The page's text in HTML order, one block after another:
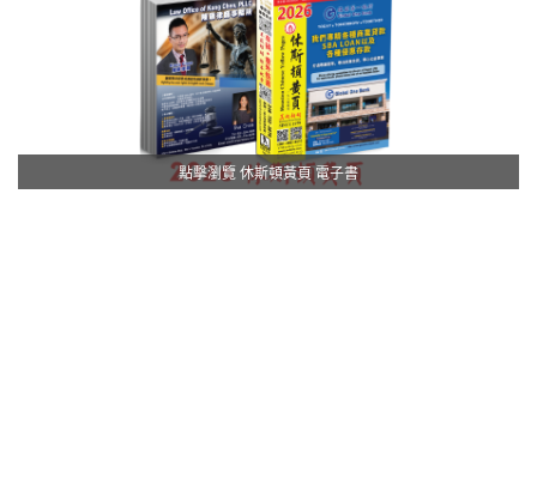
點擊瀏覽 休斯頓黃頁 電子書